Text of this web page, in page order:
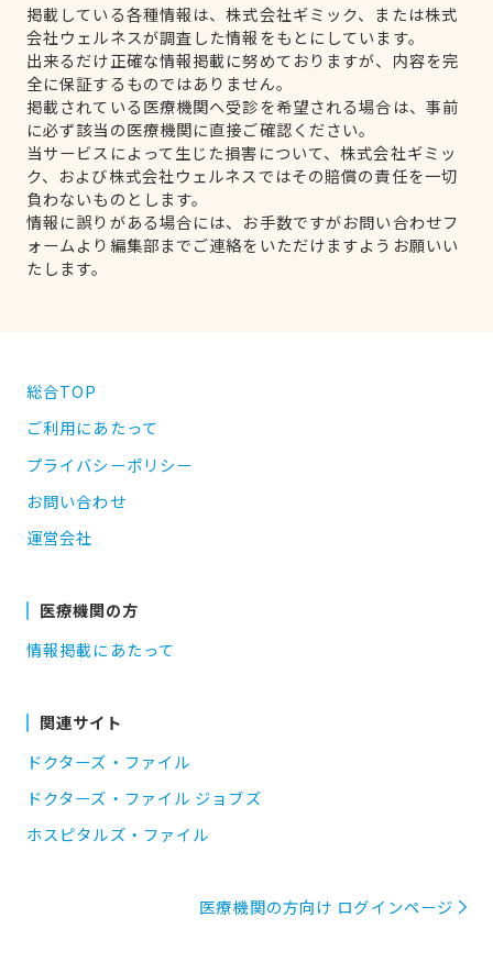
掲載している各種情報は、株式会社ギミック、または株式
会社ウェルネスが調査した情報をもとにしています。
出来るだけ正確な情報掲載に努めておりますが、内容を完
全に保証するものではありません。
掲載されている医療機関へ受診を希望される場合は、事前
に必ず該当の医療機関に直接ご確認ください。
当サービスによって生じた損害について、株式会社ギミッ
ク、および株式会社ウェルネスではその賠償の責任を一切
負わないものとします。
情報に誤りがある場合には、お手数ですがお問い合わせフ
ォームより編集部までご連絡をいただけますようお願いい
たします。
総合TOP
ご利用にあたって
プライバシーポリシー
お問い合わせ
運営会社
医療機関の方
情報掲載にあたって
関連サイト
ドクターズ・ファイル
ドクターズ・ファイル ジョブズ
ホスピタルズ・ファイル
医療機関の方向け ログインページ